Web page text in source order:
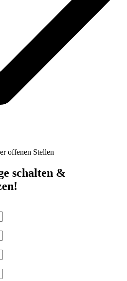
offenen Stellen
schalten &